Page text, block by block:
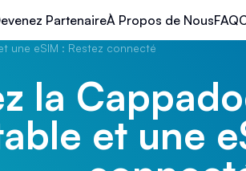
PartenaireÀ Propos de NousFAQ
une eSIM : Restez connecté
la
et une